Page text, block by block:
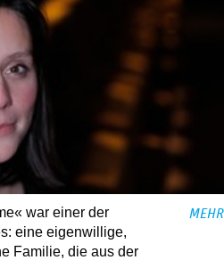
war einer der
eine eigenwillige,
­Familie, die aus der
MEHR